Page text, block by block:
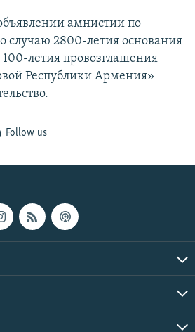
амнистии по
случаю 2800-летия основания
летия провозглашения
Республики Армения»
Follow us